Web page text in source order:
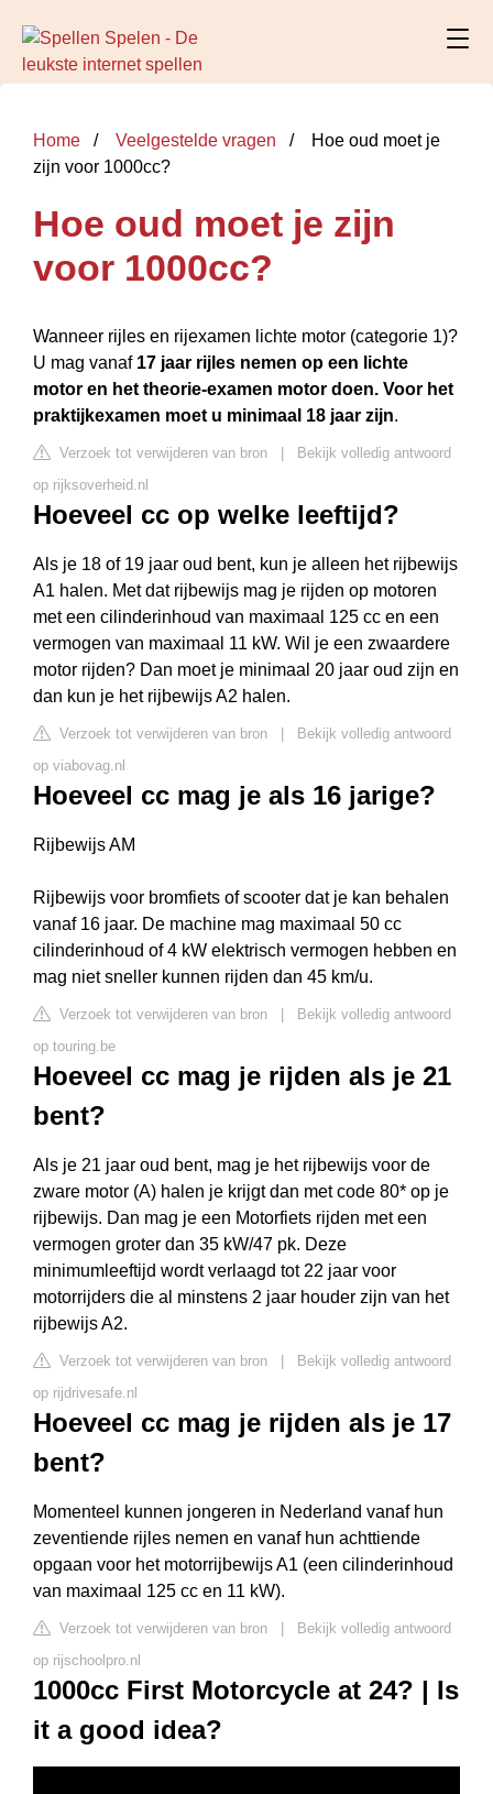
Home Veelgestelde vragen
Hoe oud moet je
zijn voor 1000cc?
Hoe oud moet je zijn
voor 1000cc?
Wanneer rijles en rijexamen lichte motor (categorie 1)?
U mag vanaf 17 jaar rijles nemen op een lichte
motor en het theorie-examen motor doen. Voor het
praktijkexamen moet u minimaal 18 jaar zijn.
Verzoek tot verwijderen van bron
Bekijk volledig antwoord
op rijksoverheid.nl
Hoeveel cc op welke leeftijd?
Als je 18 of 19 jaar oud bent, kun je alleen het rijbewijs
A1 halen. Met dat rijbewijs mag je rijden op motoren
met een cilinderinhoud van maximaal 125 cc en een
vermogen van maximaal 11 kW. Wil je een zwaardere
motor rijden? Dan moet je minimaal 20 jaar oud zijn en
dan kun je het rijbewijs A2 halen.
Verzoek tot verwijderen van bron
Bekijk volledig antwoord
op viabovag.nl
Hoeveel cc mag je als 16 jarige?
Rijbewijs AM
Rijbewijs voor bromfiets of scooter dat je kan behalen
vanaf 16 jaar. De machine mag maximaal 50 cc
cilinderinhoud of 4 kW elektrisch vermogen hebben en
mag niet sneller kunnen rijden dan 45 km/u.
Verzoek tot verwijderen van bron
Bekijk volledig antwoord
op touring.be
Hoeveel cc mag je rijden als je 21
bent?
Als je 21 jaar oud bent, mag je het rijbewijs voor de
zware motor (A) halen je krijgt dan met code 80* op je
rijbewijs. Dan mag je een Motorfiets rijden met een
vermogen groter dan 35 kW/47 pk. Deze
minimumleeftijd wordt verlaagd tot 22 jaar voor
motorrijders die al minstens 2 jaar houder zijn van het
rijbewijs A2.
Verzoek tot verwijderen van bron
Bekijk volledig antwoord
op rijdrivesafe.nl
Hoeveel cc mag je rijden als je 17
bent?
Momenteel kunnen jongeren in Nederland vanaf hun
zeventiende rijles nemen en vanaf hun achttiende
opgaan voor het motorrijbewijs A1 (een cilinderinhoud
van maximaal 125 cc en 11 kW).
Verzoek tot verwijderen van bron
Bekijk volledig antwoord
op rijschoolpro.nl
1000cc First Motorcycle at 24? | Is
it a good idea?